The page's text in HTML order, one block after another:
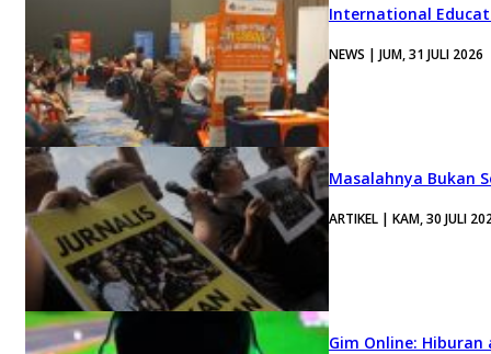
International
NEWS | JUM, 31 JULI 2026
Masalahnya Bukan
ARTIKEL | KAM, 30 JULI
Gim Online: